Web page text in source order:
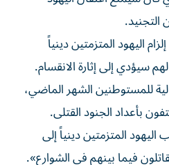
التجنيد.
اليهود المتزمتين دينياً
سيؤدي إلى إثارة الانقسام.
للمستوطنين الشهر الماضي،
بأعداد الجنود القتلى.
اليهود المتزمتين دينياً إلى
فيما ​بينهم في الشوارع».